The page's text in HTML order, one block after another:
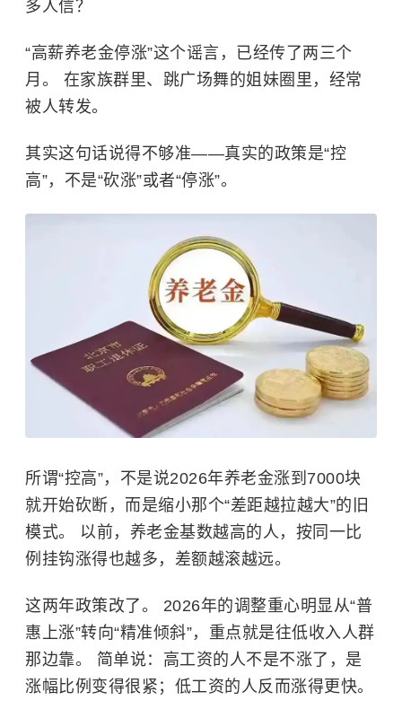
多人信？
“高薪养老金停涨”这个谣言，已经传了两三个
月。 在家族群里、跳广场舞的姐妹圈里，经常
被人转发。
其实这句话说得不够准——真实的政策是“控
高”，不是“砍涨”或者“停涨”。
所谓“控高”，不是说2026年养老金涨到7000块
就开始砍断，而是缩小那个“差距越拉越大”的旧
模式。 以前，养老金基数越高的人，按同一比
例挂钩涨得也越多，差额越滚越远。
这两年政策改了。 2026年的调整重心明显从“普
惠上涨”转向“精准倾斜”，重点就是往低收入人群
那边靠。 简单说：高工资的人不是不涨了，是
涨幅比例变得很紧；低工资的人反而涨得更快。